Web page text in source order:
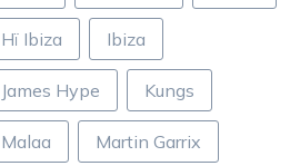
Hï Ibiza Ibiza
James Hype Kungs
Malaa Martin Garrix